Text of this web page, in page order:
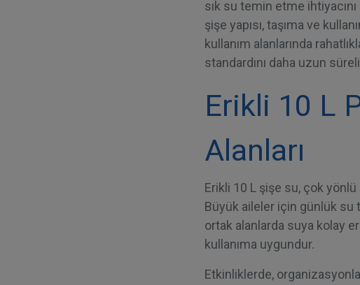
sık su temin etme
şişe yapısı, taşıma ve
kullanım alanlarında
standardını daha uzun
Erikli 10 L
Alanları
Erikli 10 L şişe su, çok yönlü
Büyük aileler için günlük
ortak alanlarda suya kolay
kullanıma uygundur.
Etkinliklerde,